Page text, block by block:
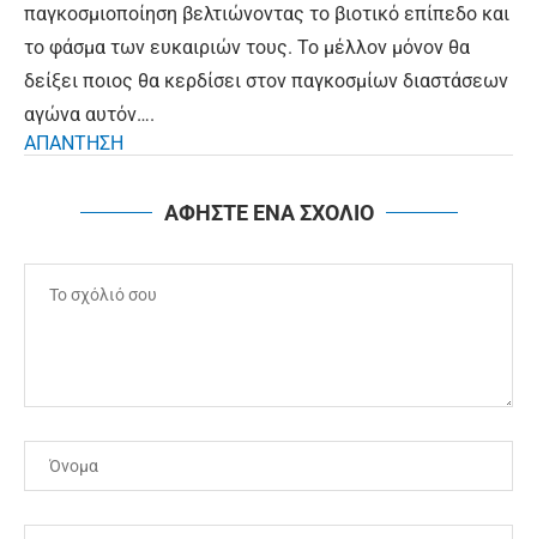
παγκοσμιοποίηση βελτιώνοντας το βιοτικό επίπεδο και
το φάσμα των ευκαιριών τους. Το μέλλον μόνον θα
δείξει ποιος θα κερδίσει στον παγκοσμίων διαστάσεων
αγώνα αυτόν….
ΑΠΑΝΤΗΣΗ
ΑΦΗΣΤΕ ΕΝΑ ΣΧΟΛΙΟ